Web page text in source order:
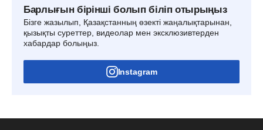
Барлығын бірінші болып біліп отырыңыз
Бізге жазылып, Қазақстанның өзекті жаңалықтарынан,
қызықты суреттер, видеолар мен эксклюзивтерден
хабардар болыңыз.
Instagram